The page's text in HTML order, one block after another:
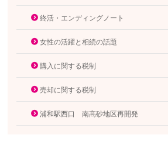
終活・エンディングノート
女性の活躍と相続の話題
購入に関する税制
売却に関する税制
浦和駅西口 南高砂地区再開発